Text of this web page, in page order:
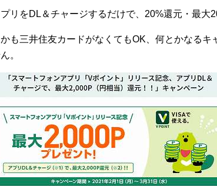
リをDL＆チャージするだけで、20%還元・最大
かも三井住友カードがなくてもOK、何とかなる
。